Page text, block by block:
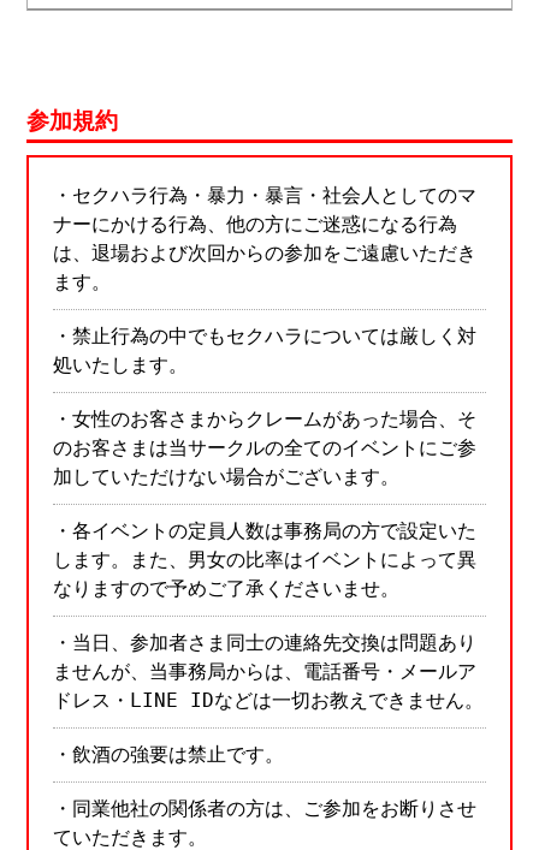
参加規約
・セクハラ行為・暴力・暴言・社会人としてのマ
ナーにかける行為、他の方にご迷惑になる行為
は、退場および次回からの参加をご遠慮いただき
ます。
・禁止行為の中でもセクハラについては厳しく対
処いたします。
・女性のお客さまからクレームがあった場合、そ
のお客さまは当サークルの全てのイベントにご参
加していただけない場合がございます。
・各イベントの定員人数は事務局の方で設定いた
します。また、男女の比率はイベントによって異
なりますので予めご了承くださいませ。
・当日、参加者さま同士の連絡先交換は問題あり
ませんが、当事務局からは、電話番号・メールア
ドレス・LINE IDなどは一切お教えできません。
・飲酒の強要は禁止です。
・同業他社の関係者の方は、ご参加をお断りさせ
ていただきます。